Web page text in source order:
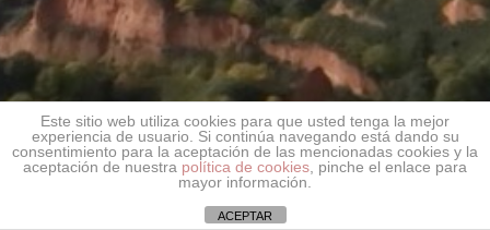
Este sitio web utiliza cookies para que usted tenga la mejor
experiencia de usuario. Si continúa navegando está dando su
consentimiento para la aceptación de las mencionadas cookies y la
aceptación de nuestra política de cookies , pinche el enlace para
mayor información.
ACEPTAR